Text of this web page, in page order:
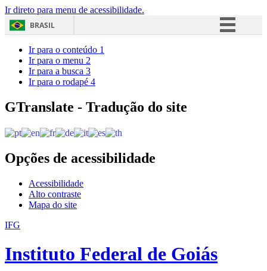
Ir direto para menu de acessibilidade.
BRASIL
Acesso à informação
Ir para o conteúdo 1
Ir para o menu 2
Ir para a busca 3
Ir para o rodapé 4
GTranslate - Tradução do site
Opções de acessibilidade
Acessibilidade
Alto contraste
Mapa do site
IFG
Instituto Federal de Goiás